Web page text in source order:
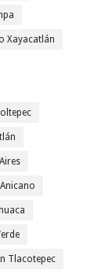
Xayacatlán
Tlacotepec